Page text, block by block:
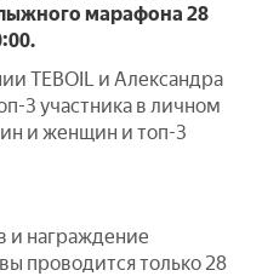
марафона 28
TEBOIL и Александра
3 участника в личном
и женщин и топ-3
и награждение
проводится только 28